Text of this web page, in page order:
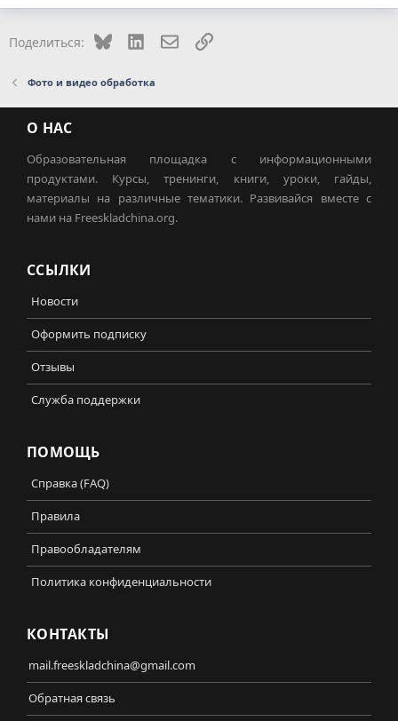
Поделиться: Bluesky LinkedInЭлектронная почта
Ссылка
Фото и видео обработка
О НАС
Образовательная площадка с информационными
продуктами. Курсы, тренинги, книги, уроки, гайды,
материалы на различные тематики. Развивайся вместе с
нами на Freeskladchina.org.
ССЫЛКИ
Новости
Оформить подписку
Отзывы
Служба поддержки
ПОМОЩЬ
Справка (FAQ)
Правила
Правообладателям
Политика конфиденциальности
КОНТАКТЫ
mail.freeskladchina@gmail.com
Обратная связь